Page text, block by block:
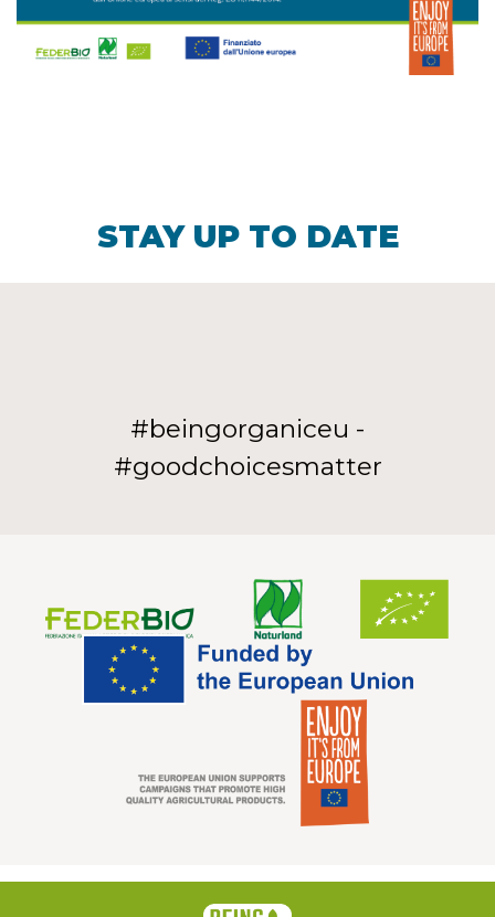
STAY UP TO DATE
#beingorganiceu -
#goodchoicesmatter